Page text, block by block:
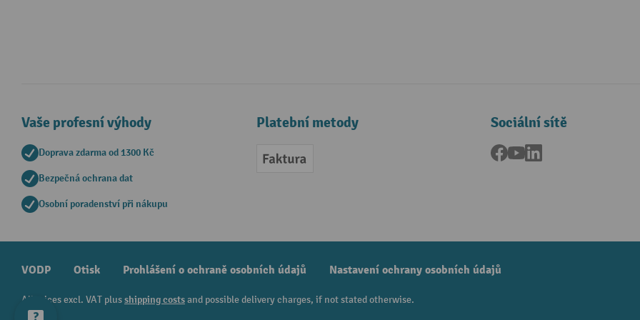
Vaše profesní výhody
Doprava zdarma od 1300 Kč
Bezpečná ochrana dat
Osobní poradenství při nákupu
Platební metody
Faktura
Sociální sítě
Facebook
YouTube
VODP Otisk Prohlášení o ochraně osobních údajů Nastavení ochrany osobních údajů
All prices excl. VAT plusshipping costsand possible delivery charges, if not stated otherwise.